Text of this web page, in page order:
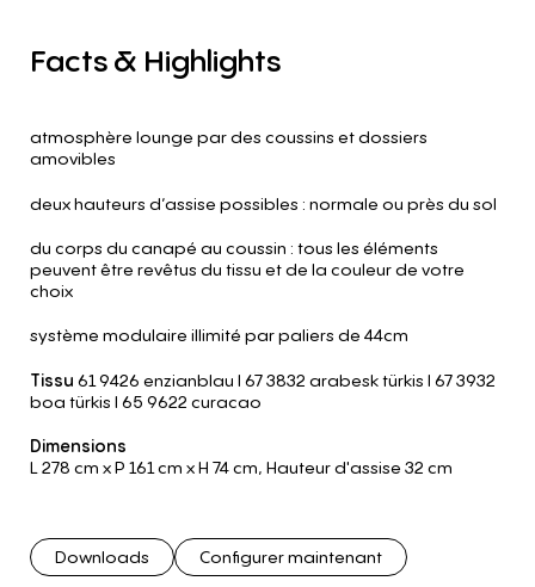
Facts& Highlights
atmosphère lounge par des coussins et dossiers
amovibles
deux hauteurs d’assise possibles : normale ou près du sol
du corps du canapé au coussin : tous les éléments
peuvent être revêtus du tissu et de la couleur de votre
choix
système modulaire illimité par paliers de 44cm
Tissu 61 9426 enzianblau l 67 3832 arabesk türkis l 67 3932
boa türkis l 65 9622 curacao
Dimensions
L 278 cm x P 161 cm x H 74 cm, Hauteur d'assise 32 cm
Downloads Configurer maintenant